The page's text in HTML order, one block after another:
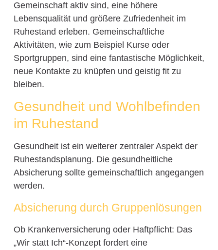
Gemeinschaft aktiv sind, eine höhere
Lebensqualität und größere Zufriedenheit im
Ruhestand erleben. Gemeinschaftliche
Aktivitäten, wie zum Beispiel Kurse oder
Sportgruppen, sind eine fantastische Möglichkeit,
neue Kontakte zu knüpfen und geistig fit zu
bleiben.
Gesundheit und Wohlbefinden
im Ruhestand
Gesundheit ist ein weiterer zentraler Aspekt der
Ruhestandsplanung. Die gesundheitliche
Absicherung sollte gemeinschaftlich angegangen
werden.
Absicherung durch Gruppenlösungen
Ob Krankenversicherung oder Haftpflicht: Das
„Wir statt Ich“-Konzept fordert eine